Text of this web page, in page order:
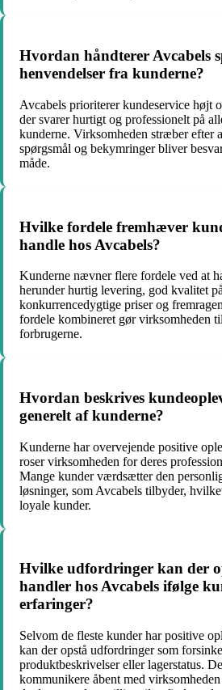
Hvordan håndterer Avcabels
henvendelser fra kunderne?
Avcabels prioriterer kundeservice højt
der svarer hurtigt og professionelt på
kunderne. Virksomheden stræber efter
spørgsmål og bekymringer bliver
måde.
Hvilke fordele fremhæver
handle hos Avcabels?
Kunderne nævner flere fordele ved at
herunder hurtig levering, god kvalitet
konkurrencedygtige priser og
fordele kombineret gør virksomheden
forbrugerne.
Hvordan beskrives
generelt af kunderne?
Kunderne har overvejende positive
roser virksomheden for deres
Mange kunder værdsætter den
løsninger, som Avcabels tilbyder,
loyale kunder.
Hvilke udfordringer kan der
handler hos Avcabels ifølge
erfaringer?
Selvom de fleste kunder har positive
kan der opstå udfordringer som
produktbeskrivelser eller lagerstatus.
kommunikere åbent med